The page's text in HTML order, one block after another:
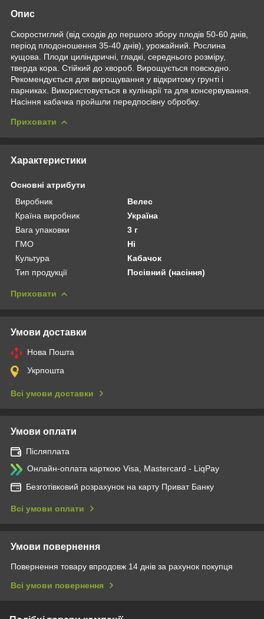
Опис
Скоростиглий (від сходів до першого збору плодів 50-60 днів,
період плодоношення 35-40 днів), урожайний. Рослина
кущова. Плоди циліндричні, гладкі, середнього розміру,
тверда кора. Стійкий до хвороб. Вирощується повсюдно.
Рекомендується для вирощування у відкритому грунті і
парниках. Використовується в кулінарії та для консервування.
Насіння кабачка пройшли передпосівну обробку.
Приховати
Характеристики
Основні атрибути
Виробник
Велес
Країна виробник
Україна
Вага упаковки
3 г
ГМО
Ні
Культура
Кабачок
Тип продукції
Посівний (насіння)
Приховати
Умови доставки
Нова Пошта
Укрпошта
Всі умови доставки
Умови оплати
Післяплата
Онлайн-оплата карткою Visa, Mastercard - LiqPay
Безготівковий розрахунок на карту Приват Банку
Всі умови оплати
Умови повернення
Повернення товару впродовж 14 днів за рахунок покупця
Всі умови повернення